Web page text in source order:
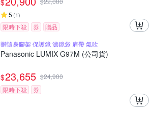
$
5 (1)
限時下殺 券 贈品
贈隨身腳架 保護鏡 濾鏡袋 肩帶 氣吹
Panasonic LUMIX G97M (公司貨)
$23,655 $24,900
限時下殺
券